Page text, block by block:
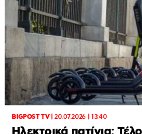
BIGPOST TV|20.07.2026 | 13:40